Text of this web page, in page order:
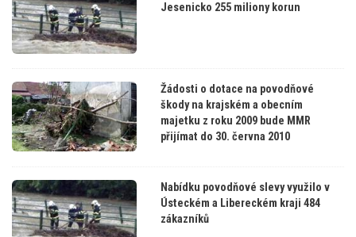
Jesenicko 255 miliony korun
Žádosti o dotace na povodňové
škody na krajském a obecním
majetku z roku 2009 bude MMR
přijímat do 30. června 2010
Nabídku povodňové slevy využilo v
Ústeckém a Libereckém kraji 484
zákazníků